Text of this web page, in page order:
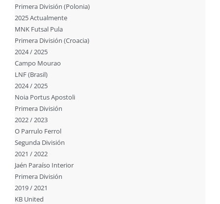
Primera División (Polonia)
2025 Actualmente
MNK Futsal Pula
Primera División (Croacia)
2024 / 2025
Campo Mourao
LNF (Brasil)
2024 / 2025
Noia Portus Apostoli
Primera División
2022 / 2023
O Parrulo Ferrol
Segunda División
2021 / 2022
Jaén Paraíso Interior
Primera División
2019 / 2021
KB United